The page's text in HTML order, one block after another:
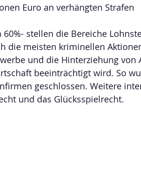
Euro an verhängten Strafen
stellen die Bereiche
die meisten kriminellen
und die Hinterziehung von
beeinträchtigt wird. So
geschlossen. Weitere
und das Glücksspielrecht.